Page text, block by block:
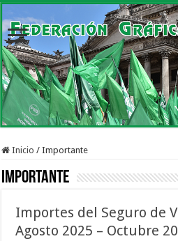
Inicio / Importante
Importante
Importes del Seguro de
Agosto 2025 – Octubre